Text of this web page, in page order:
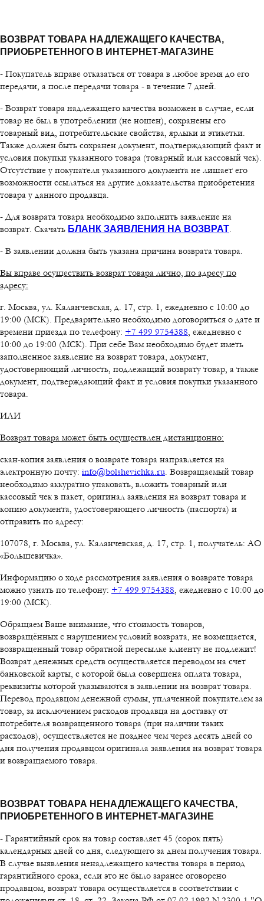
ВОЗВРАТ ТОВАРА НАДЛЕЖАЩЕГО КАЧЕСТВА,
ПРИОБРЕТЕННОГО В ИНТЕРНЕТ-МАГАЗИНЕ
- Покупатель вправе отказаться от товара в любое время до его
передачи, а после передачи товара - в течение 7 дней.
- Возврат товара надлежащего качества возможен в случае, если
товар не был в употреблении (не ношен), сохранены его
товарный вид, потребительские свойства, ярлыки и этикетки.
Также должен быть сохранен документ, подтверждающий факт и
условия покупки указанного товара (товарный или кассовый чек).
Отсутствие у покупателя указанного документа не лишает его
возможности ссылаться на другие доказательства приобретения
товара у данного продавца.
- Для возврата товара необходимо заполнить заявление на
возврат. Скачать БЛАНК ЗАЯВЛЕНИЯ НА ВОЗВРАТ.
- В заявлении должна быть указана причина возврата товара.
Вы вправе осуществить возврат товара лично, по адресу по
адресу:
г. Москва, ул. Каланчевская, д. 17, стр. 1, ежедневно с 10:00 до
19:00 (МСК). Предварительно необходимо договориться о дате и
времени приезда по телефону: +7 499 9754388, ежедневно с
10:00 до 19:00 (МСК). При себе Вам необходимо будет иметь
заполненное заявление на возврат товара, документ,
удостоверяющий личность, подлежащий возврату товар, а также
документ, подтверждающий факт и условия покупки указанного
товара.
ИЛИ
Возврат товара может быть осуществлен дистанционно:
скан-копия заявления о возврате товара направляется на
электронную почту: info@bolshevichka.ru. Возвращаемый товар
необходимо аккуратно упаковать, вложить товарный или
кассовый чек в пакет, оригинал заявления на возврат товара и
копию документа, удостоверяющего личность (паспорта) и
отправить по адресу:
107078, г. Москва, ул. Каланчевская, д. 17, стр. 1, получатель: АО
«Большевичка».
Информацию о ходе рассмотрения заявления о возврате товара
можно узнать по телефону: +7 499 9754388, ежедневно с 10:00 до
19:00 (МСК).
Обращаем Ваше внимание, что стоимость товаров,
возвращённых с нарушением условий возврата, не возмещается,
возвращенный товар обратной пересылке клиенту не подлежит!
Возврат денежных средств осуществляется переводом на счет
банковской карты, с которой была совершена оплата товара,
реквизиты которой указываются в заявлении на возврат товара.
Перевод продавцом денежной суммы, уплаченной покупателем за
товар, за исключением расходов продавца на доставку от
потребителя возвращенного товара (при наличии таких
расходов), осуществляется не позднее чем через десять дней со
дня получения продавцом оригинала заявления на возврат товара
и возвращаемого товара.
ВОЗВРАТ ТОВАРА НЕНАДЛЕЖАЩЕГО КАЧЕСТВА,
ПРИОБРЕТЕННОГО В ИНТЕРНЕТ-МАГАЗИНЕ
- Гарантийный срок на товар составляет 45 (сорок пять)
календарных дней со дня, следующего за днем получения товара.
В случае выявления ненадлежащего качества товара в период
гарантийного срока, если это не было заранее оговорено
продавцом, возврат товара осуществляется в соответствии с